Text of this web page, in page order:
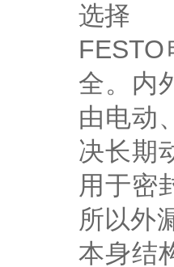
选择
全。内
由电动
决长期
用于密
所以外
本身结